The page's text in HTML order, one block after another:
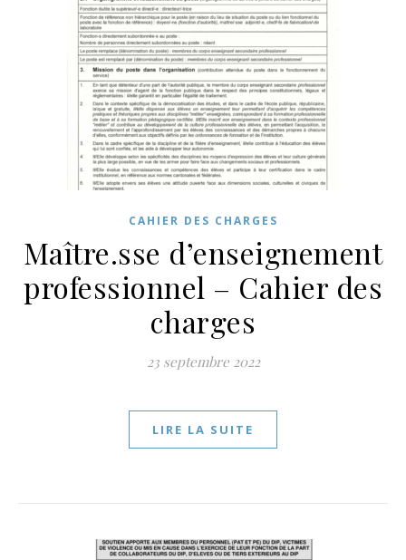
CAHIER DES CHARGES
Maître.sse d’enseignement
professionnel – Cahier des
charges
23 septembre 2022
LIRE LA SUITE